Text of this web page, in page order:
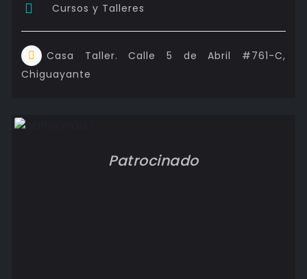
Cursos y Talleres
Casa Taller. Calle 5 de Abril #761-C,
Chiguayante
Patrocinado